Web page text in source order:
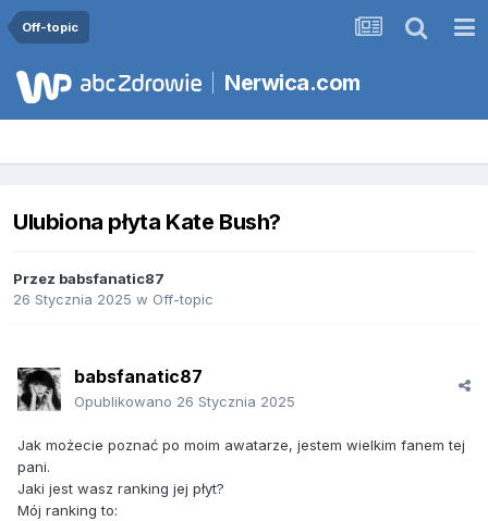
Off-topic
Nerwica.com
Ulubiona płyta Kate Bush?
Przez babsfanatic87
26 Stycznia 2025 w Off-topic
babsfanatic87
Opublikowano 26 Stycznia 2025
Jak możecie poznać po moim awatarze, jestem wielkim fanem tej
pani.
Jaki jest wasz ranking jej płyt?
Mój ranking to: